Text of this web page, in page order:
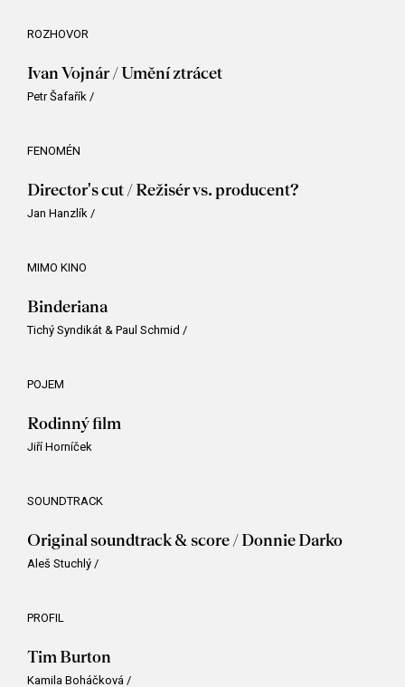
ROZHOVOR
Ivan Vojnár / Umění ztrácet
Petr Šafařík /
FENOMÉN
Director's cut / Režisér vs. producent?
Jan Hanzlík /
MIMO KINO
Binderiana
Tichý Syndikát & Paul Schmid /
POJEM
Rodinný film
Jiří Horníček
SOUNDTRACK
Original soundtrack & score / Donnie Darko
Aleš Stuchlý /
PROFIL
Tim Burton
Kamila Boháčková /